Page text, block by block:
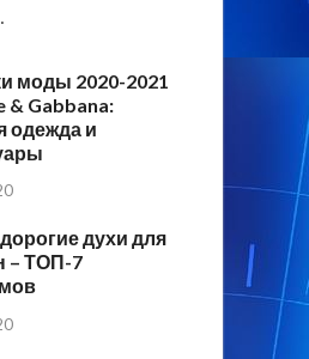
моды 2020-2021
& Gabbana:
одежда и
духи для
– ТОП-7